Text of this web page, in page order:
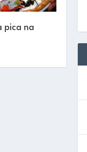
pica na